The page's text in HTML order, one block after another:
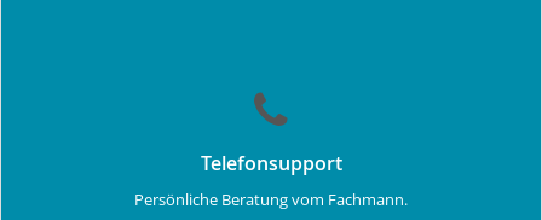
Telefonsupport
Persönliche Beratung vom Fachmann.